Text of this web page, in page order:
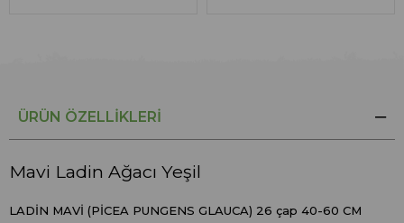
ÜRÜN ÖZELLIKLERI
Mavi Ladin Ağacı Yeşil
LADİN MAVİ (PİCEA PUNGENS GLAUCA) 26 çap 40-60 CM